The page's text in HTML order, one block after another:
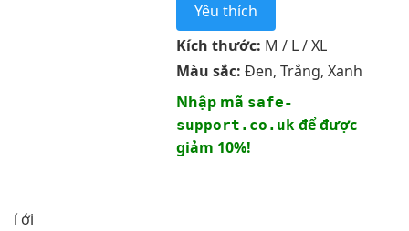
Yêu thích
Kích thước: M / L / XL
Màu sắc: Đen, Trắng, Xanh
Nhập mã safe-
support.co.ukđể được
giảm 10%!
í ới